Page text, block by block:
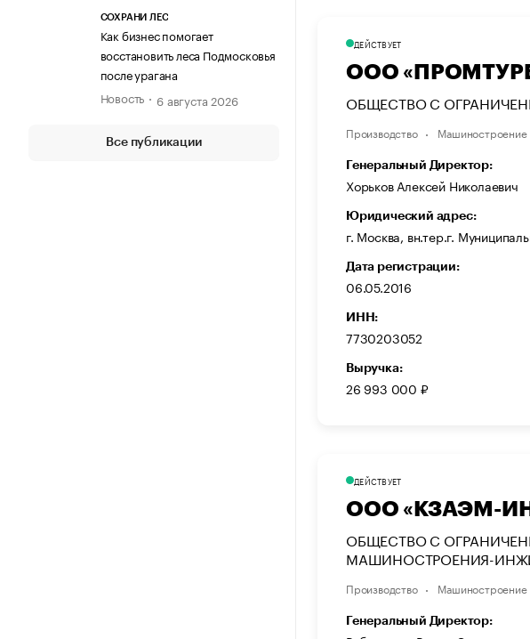
СОХРАНИ ЛЕС
Как бизнес помогает
восстановить леса Подмосковья
после урагана
Новость
6 августа 2026
Все публикации
ДЕЙСТВУЕТ
ООО
ОБЩЕСТВО С
Производство Машиностроение
Генеральный Директор:
Хорьков Алексей Николаевич
Юридический адрес:
г. Москва, вн.тер.г.
Дата регистрации:
06.05.2016
ИНН:
7730203052
Выручка:
26 993 000 ₽
ДЕЙСТВУЕТ
ООО «КЗАЭМ-
ОБЩЕСТВО С
МАШИНОСТРОЕНИЯ-
Производство Машиностроение
Генеральный Директор: